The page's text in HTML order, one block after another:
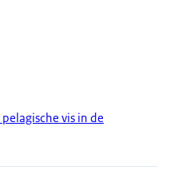
vis in de